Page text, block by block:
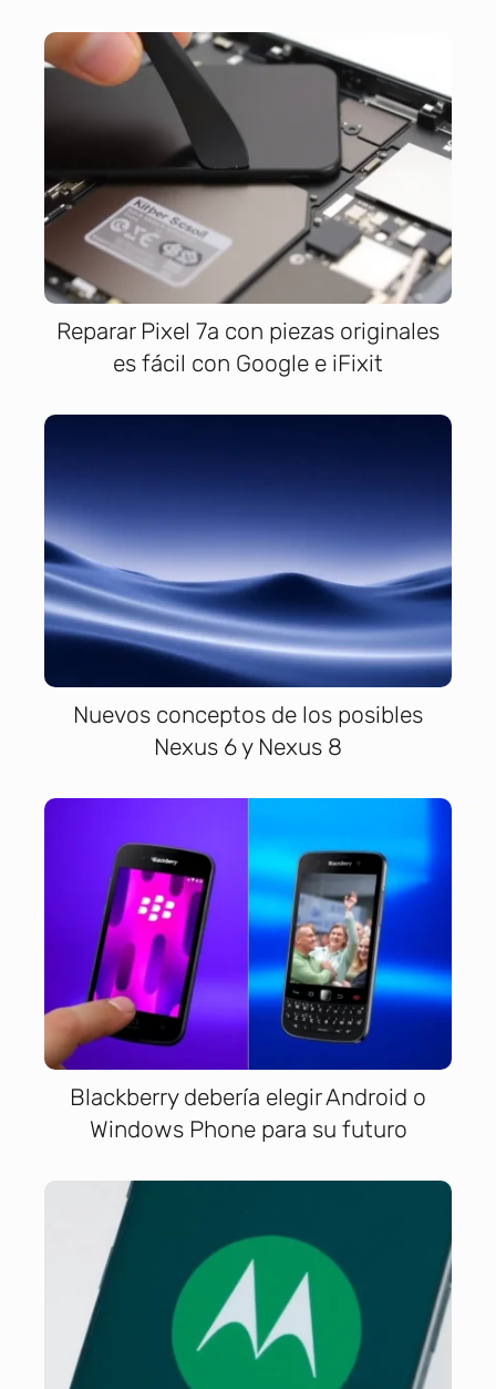
Reparar Pixel 7a con piezas originales
es fácil con Google e iFixit
Nuevos conceptos de los posibles
Nexus 6 y Nexus 8
Blackberry debería elegir Android o
Windows Phone para su futuro